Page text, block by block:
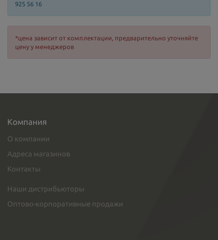
925 56 16
*цена зависит от комплектации, предварительно уточняйте
цену у менеджеров
Компания
О компании
Адреса магазинов
Контакты
Наши дистрибьюторы
Оптово-корпоративные продажи